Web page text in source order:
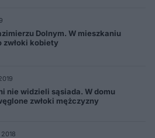
Dolnym. W mieszkaniu
zwłoki kobiety
nie widzieli sąsiada. W domu
zwłoki mężczyzny